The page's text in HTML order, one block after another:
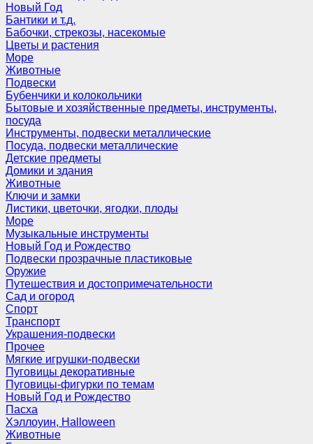
Новый Год
Бантики и т.д.
Бабочки, стрекозы, насекомые
Цветы и растения
Море
Животные
Подвески
Бубенчики и колокольчики
Бытовые и хозяйственные предметы, инструменты,
посуда
Инструменты, подвески металлические
Посуда, подвески металлические
Детские предметы
Домики и здания
Животные
Ключи и замки
Листики, цветочки, ягодки, плоды
Море
Музыкальные инструменты
Новый Год и Рождество
Подвески прозрачные пластиковые
Оружие
Путешествия и достопримечательности
Сад и огород
Спорт
Транспорт
Украшения-подвески
Прочее
Мягкие игрушки-подвески
Пуговицы декоративные
Пуговицы-фигурки по темам
Новый Год и Рождество
Пасха
Хэллоуин, Halloween
Животные